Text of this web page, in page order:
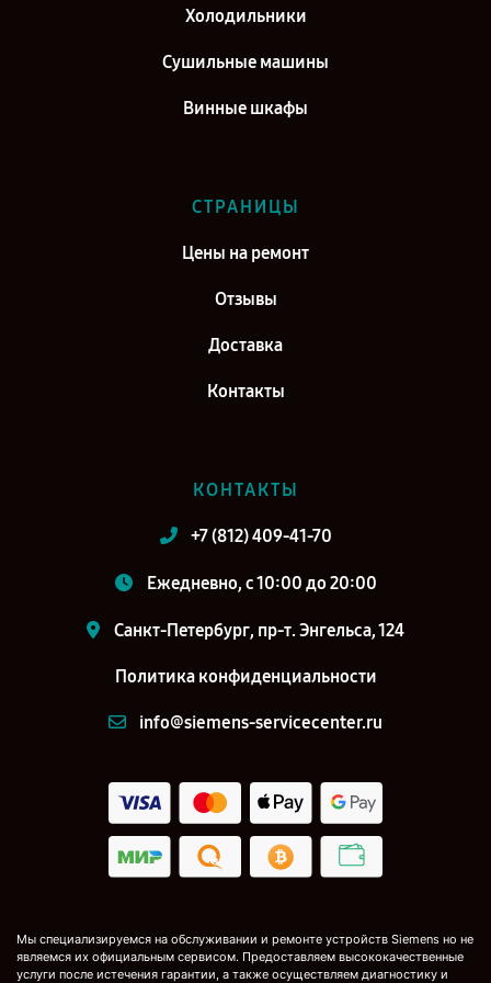
Холодильники
Сушильные машины
Винные шкафы
СТРАНИЦЫ
Цены на ремонт
Отзывы
Доставка
Контакты
КОНТАКТЫ
+7 (812) 409-41-70
Ежедневно, с 10:00 до 20:00
Санкт-Петербург, пр-т. Энгельса, 124
Политика конфиденциальности
info@siemens-servicecenter.ru
Мы специализируемся на обслуживании и ремонте устройств Siemens но не
являемся их официальным сервисом. Предоставляем высококачественные
услуги после истечения гарантии, а также осуществляем диагностику и